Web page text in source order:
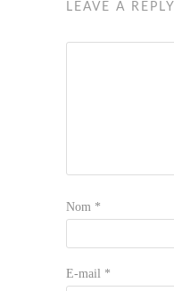
LEAVE A REPLY
Nom *
E-mail *